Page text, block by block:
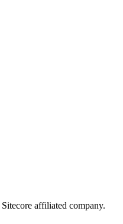
affiliated company.